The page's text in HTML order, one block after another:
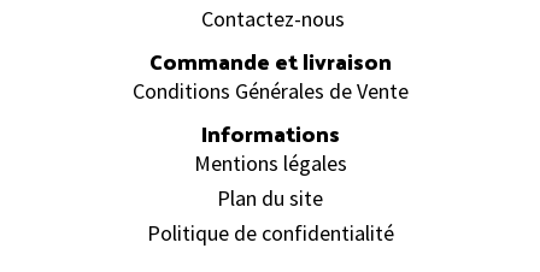
Contactez-nous
Commande et livraison
Conditions Générales de Vente
Informations
Mentions légales
Plan du site
Politique de confidentialité